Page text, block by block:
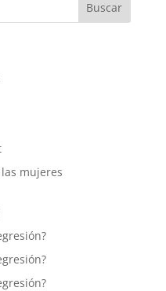
mujeres